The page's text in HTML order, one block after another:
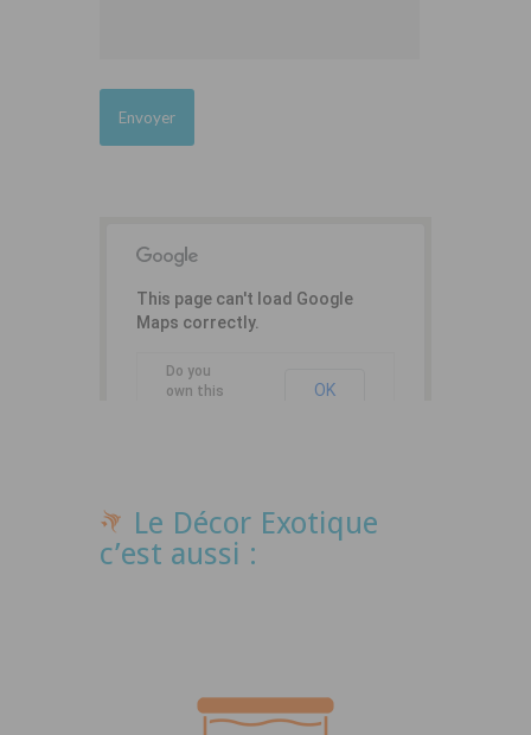
This page can't load Google
Maps correctly.
Do you
own this
OK
Le Décor Exotique
c’est aussi :